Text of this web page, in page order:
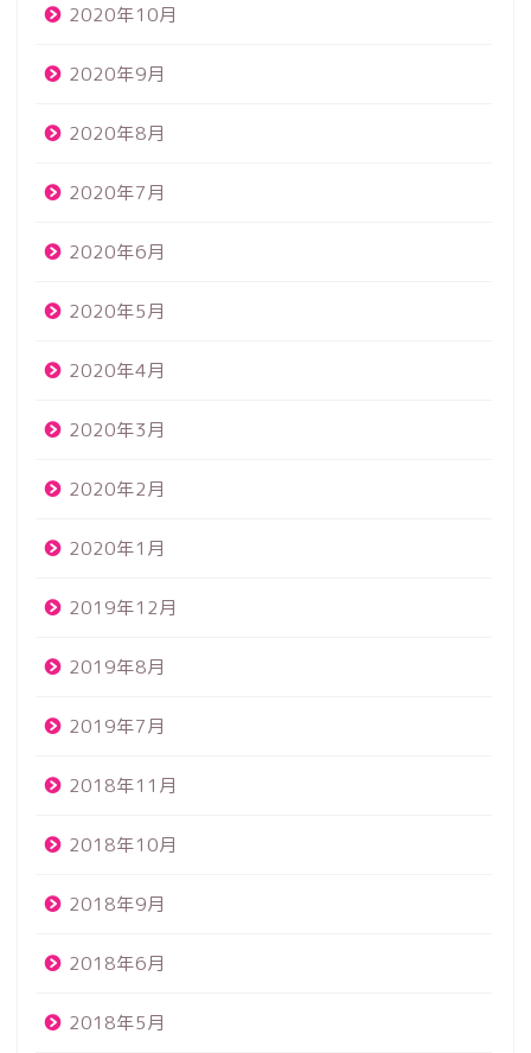
2020年10月
2020年9月
2020年8月
2020年7月
2020年6月
2020年5月
2020年4月
2020年3月
2020年2月
2020年1月
2019年12月
2019年8月
2019年7月
2018年11月
2018年10月
2018年9月
2018年6月
2018年5月